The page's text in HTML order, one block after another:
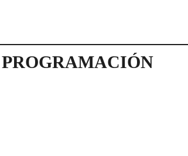
PROGRAMACIÓN